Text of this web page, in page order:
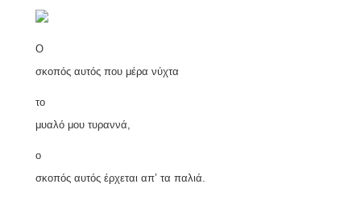
Ο
σκοπός αυτός που μέρα νύχτα
το
μυαλό μου τυραννά,
ο
σκοπός αυτός έρχεται απ’ τα παλιά.